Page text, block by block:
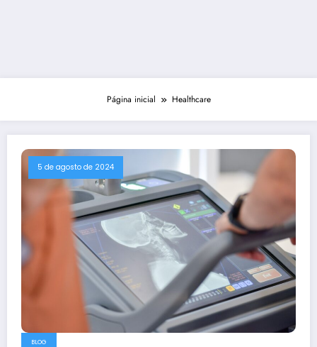
Página inicial Healthcare
5 de agosto de 2024
BLOG